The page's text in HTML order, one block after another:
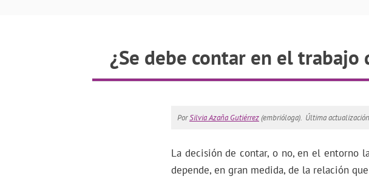
¿Se debe contar en el
PorSilvia Azaña Gutiérrez(embrióloga). Última
La decisión de contar, o no, en el entorno
depende, en gran medida, de la relación